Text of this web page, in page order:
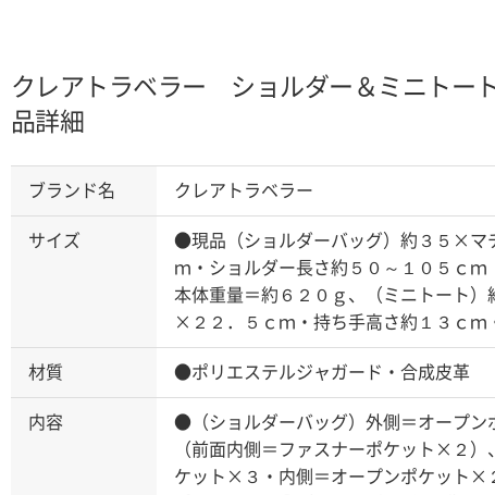
クレアトラベラー ショルダー＆ミニトー
品詳細
ブランド名 クレアトラベラー
サイズ
●現品（ショルダーバッグ）約３５×マ
ｍ・ショルダー長さ約５０～１０５ｃｍ
本体重量＝約６２０ｇ、（ミニトート
×２２．５ｃｍ・持ち手高さ約１３ｃｍ
材質 ●ポリエステルジャガード・合成皮革
内容
●（ショルダーバッグ）外側＝オープン
（前面内側＝ファスナーポケット×２）
ケット×３・内側＝オープンポケット×